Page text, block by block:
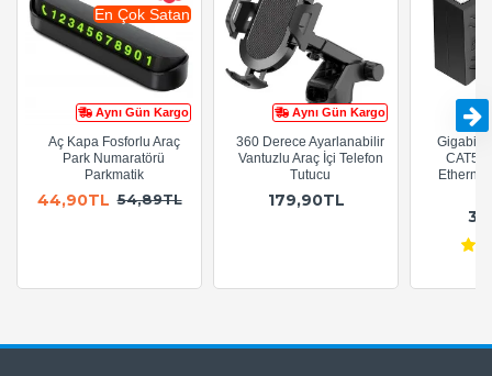
Aynı Gün Kargo
En Çok Satan
Aç Kapa Fosforlu Araç
Park Numaratörü
Parkmatik
44,90TL 54,89TL
Aynı Gün Kargo
360 Derece Ayarlanabilir
Vantuzlu Araç İçi Telefon
Tutucu
179,90TL
Gigabit
CAT5e